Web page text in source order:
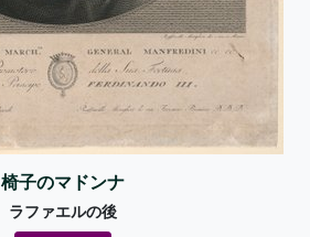
椅子のマドンナ
ラファエルの後